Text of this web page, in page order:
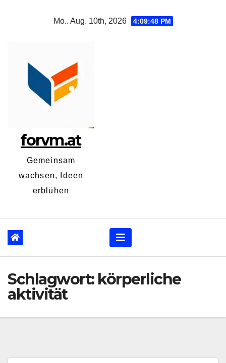
Mo.. Aug. 10th, 2026 4:09:49 PM
forvm.at
Gemeinsam
wachsen, Ideen
erblühen
Schlagwort: körperliche
aktivität